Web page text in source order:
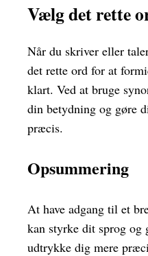
Vælg det rette
Når du skriver eller
det rette ord for at
klart. Ved at bruge
din betydning og gøre
præcis.
Opsummering
At have adgang til et
kan styrke dit sprog
udtrykke dig mere